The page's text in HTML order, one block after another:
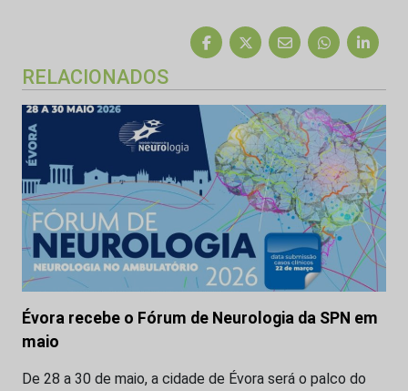
RELACIONADOS
Évora recebe o Fórum de Neurologia da SPN em
maio
De 28 a 30 de maio, a cidade de Évora será o palco do